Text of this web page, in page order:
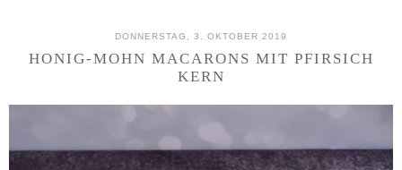
DONNERSTAG, 3. OKTOBER 2019
HONIG-MOHN MACARONS MIT PFIRSICH
KERN